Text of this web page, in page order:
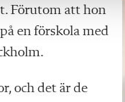
Förutom att hon
en förskola med
och det är de